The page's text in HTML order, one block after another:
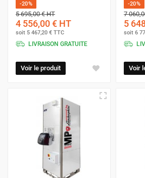
-20%
5 695,00 €HT
4 556,00 € HT
soit 5 467,20 € TTC
LIVRAISON GRATUITE
Voir le produit
-20%
7
5
soit 6
Voir